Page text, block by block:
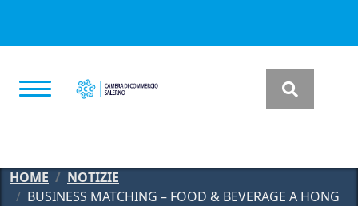
HOME
NOTIZIE
BUSINESS MATCHING – FOOD & BEVERAGE A HONG